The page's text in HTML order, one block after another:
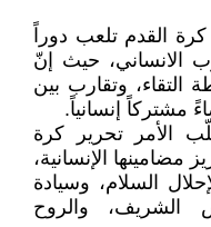
القدم تلعب دوراً
الانساني، حيث إنّ
التقاء، وتقارب بين
مشتركاً إنسانياً.
الأمر تحرير كرة
مضامينها الإنسانية،
السلام، وسيادة
الشريف، والروح